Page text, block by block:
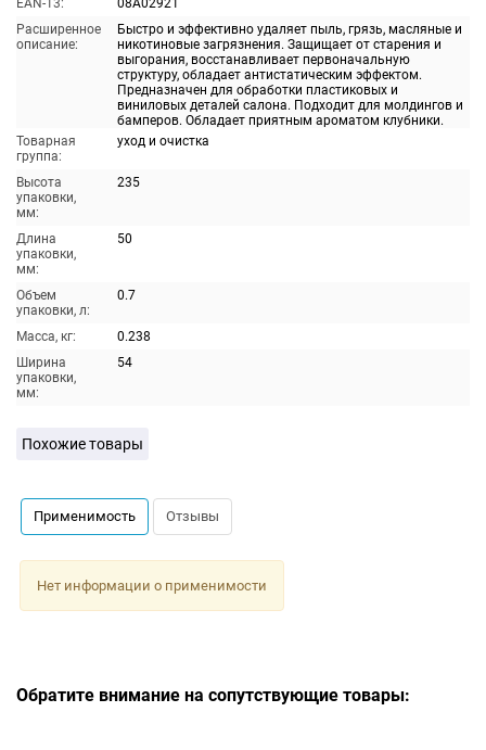
EAN-13:
08A02921
Расширенное
описание:
Быстро и эффективно удаляет пыль, грязь, масляные и
никотиновые загрязнения. Защищает от старения и
выгорания, восстанавливает первоначальную
структуру, обладает антистатическим эффектом.
Предназначен для обработки пластиковых и
виниловых деталей салона. Подходит для молдингов и
бамперов. Обладает приятным ароматом клубники.
Товарная
группа:
уход и очистка
Высота
упаковки,
мм:
235
Длина
упаковки,
мм:
50
Объем
упаковки, л:
0.7
Масса, кг:
0.238
Ширина
упаковки,
мм:
54
Похожие товары
Применимость Отзывы
Нет информации о применимости
Обратите внимание на сопутствующие товары: